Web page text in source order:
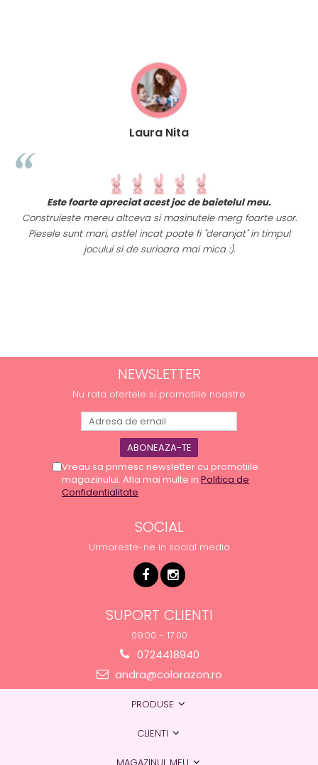
Laura Nita
Este foarte apreciat acest joc de baietelul meu.
Construieste mereu altceva si masinutele merg foarte usor.
Piesele sunt mari, astfel incat poate fi "deranjat" in timpul
jocului si de surioara mai mica :).
NEWSLETTER
Nu rata ofertele si promotiile noastre
Vreau sa primesc newsletter cu promotiile
magazinului. Afla mai multe in Politica de
Confidentialitate
SOCIAL
Urmareste-ne in social media
SUPORT CLIENTI
09:00 - 17:00
0724418940
andra@colorazon.ro
PRODUSE
CLIENTI